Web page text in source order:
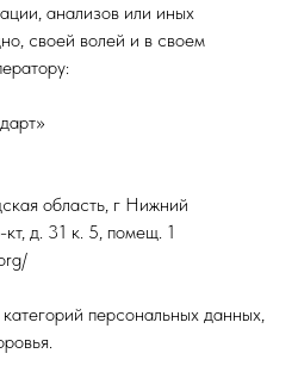
анализов или иных
своей волей и в своем
область, г Нижний
д. 31 к. 5, помещ. 1
персональных данных,